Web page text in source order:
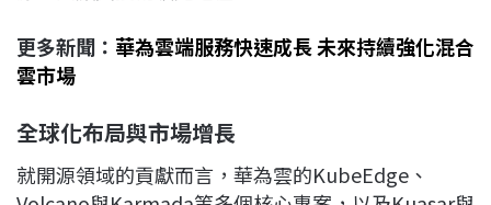
更多新聞： 華為雲端服務快速成長 未來持續強化混合
雲市場
全球化布局與市場增長
就開源領域的貢獻而言，華為雲的KubeEdge、